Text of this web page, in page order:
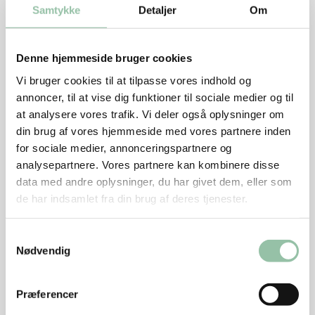
Samtykke Detaljer Om
Denne hjemmeside bruger cookies
Vi bruger cookies til at tilpasse vores indhold og
annoncer, til at vise dig funktioner til sociale medier og til
at analysere vores trafik. Vi deler også oplysninger om
din brug af vores hjemmeside med vores partnere inden
for sociale medier, annonceringspartnere og
analysepartnere. Vores partnere kan kombinere disse
data med andre oplysninger, du har givet dem, eller som
de har indsamlet fra din brug af deres tjenester.
Nødvendig
Præferencer
2 spsk citronsaft. Hæld dressingen over tomater og
agurk og smag til med salt og peber. Vend
artiskokhjerterne i tomatsalaten og drys med
gremolata.
Varm olien på en pande ved god varme. Brun
bøfferne 1 minut på hver side. Skru ned til middel
varme og steg bøfferne 3-4 minutter på hver side til
Tips
mørbrad.